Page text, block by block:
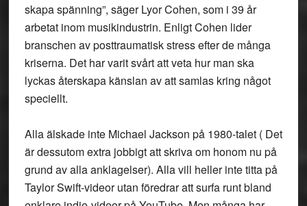
skapa spänning”, säger Lyor Cohen, som i 39 år
arbetat inom musikindustrin. Enligt Cohen lider
branschen av posttraumatisk stress efter de många
kriserna. Det har varit svårt att veta hur man ska
lyckas återskapa känslan av att samlas kring något
speciellt.
Alla älskade inte Michael Jackson på 1980-talet ( Det
är dessutom extra jobbigt att skriva om honom nu på
grund av alla anklagelser). Alla vill heller inte titta på
Taylor Swift-videor utan föredrar att surfa runt bland